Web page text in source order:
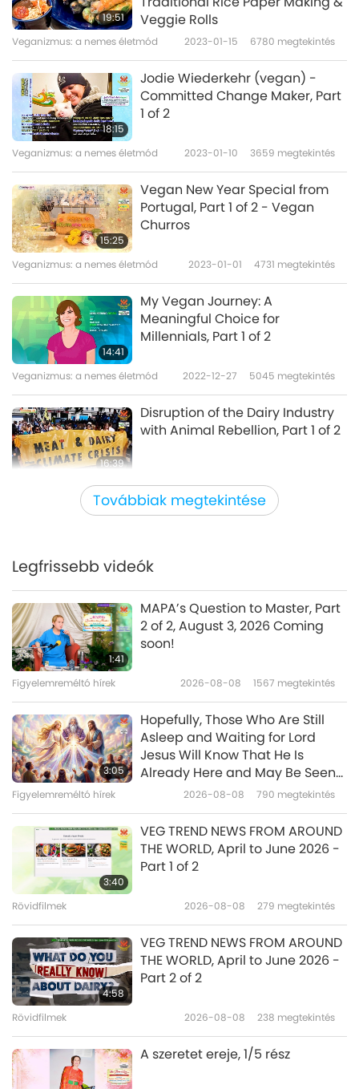
Továbbiak megtekintése
19:51
Veggie Rolls
Veganizmus: a nemes életmód 2023-01-15 6780 megtekintés
18:15
Jodie Wiederkehr (vegan) -
Committed Change Maker, Part
1 of 2
Veganizmus: a nemes életmód 2023-01-10 3659 megtekintés
15:25
Vegan New Year Special from
Portugal, Part 1 of 2 - Vegan
Churros
Veganizmus: a nemes életmód 2023-01-01 4731 megtekintés
14:41
My Vegan Journey: A
Meaningful Choice for
Millennials, Part 1 of 2
Veganizmus: a nemes életmód 2022-12-27 5045 megtekintés
16:39
Disruption of the Dairy Industry
with Animal Rebellion, Part 1 of 2
Veganizmus: a nemes életmód 2022-12-13 3660
16:27
Based Universities, Part 1 of 2
17:07
Vegan Sourdough Cinnamon
Roll, Part 1 of 2 - Classic Style &
15:17
Vegan Boxing Rabbi - Yuri
Foreman (vegan), Part 1 of 2
Fragrant and Delightful Thai
Dessert - Khao Niaow Ma
My Vegan Journey: Reverend
Andrew Bear (vegan) - Saving
5586
Legfrissebb videók
1:41
MAPA’s Question to Master, Part
2 of 2, August 3, 2026 Coming
soon!
Figyelemreméltó hírek 2026-08-08 1567 megtekintés
3:05
Hopefully, Those Who Are Still
Asleep and Waiting for Lord
Jesus Will Know That He Is
Already Here and May Be Seen
on Supreme Master Television
Figyelemreméltó hírek 2026-08-08 790 megtekintés
3:40
VEG TREND NEWS FROM AROUND
THE WORLD, April to June 2026 -
Part 1 of 2
Rövidfilmek 2026-08-08 279 megtekintés
4:58
VEG TREND NEWS FROM AROUND
THE WORLD, April to June 2026 -
Part 2 of 2
Rövidfilmek 2026-08-08 238 megtekintés
A szeretet ereje, 1/5 rész